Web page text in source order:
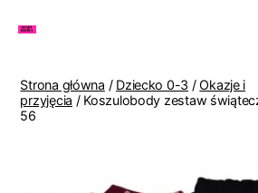
Lenki
Strona główna / Dziecko 0-3 /Okazje i
przyjęcia / Koszulobody zestaw
56